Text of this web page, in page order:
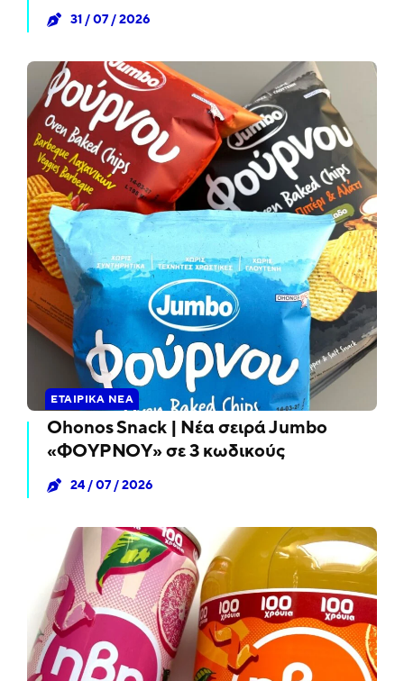
31 / 07 / 2026
ΕΤΑΙΡΙΚΆ ΝΈΑ
Ohonos Snack | Νέα σειρά Jumbo
«ΦΟΥΡΝΟΥ» σε 3 κωδικούς
24 / 07 / 2026